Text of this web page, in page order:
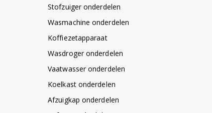
Stofzuiger onderdelen
Wasmachine onderdelen
Koffiezetapparaat
Wasdroger onderdelen
Vaatwasser onderdelen
Koelkast onderdelen
Afzuigkap onderdelen